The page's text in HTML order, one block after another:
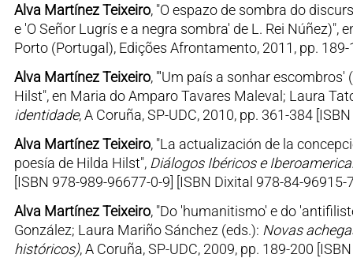
Alva Martínez Teixeiro, "O espazo de sombra do
e 'O Señor Lugrís e a negra sombra' de L. Rei Núñez)",
Porto (Portugal), Edições Afrontamento, 2011, pp.
Alva Martínez Teixeiro, "'Um país a sonhar
Hilst", en Maria do Amparo Tavares Maleval; Laura
identidade, A Coruña, SP-UDC, 2010, pp. 361-384
Alva Martínez Teixeiro, "La actualización de la
poesía de Hilda Hilst", Diálogos Ibéricos e
[ISBN 978-989-96677-0-9] [ISBN Dixital 978-84-96915-
Alva Martínez Teixeiro, "Do 'humanitismo' e do
González; Laura Mariño Sánchez (eds.): Novas
históricos), A Coruña, SP-UDC, 2009, pp. 189-200